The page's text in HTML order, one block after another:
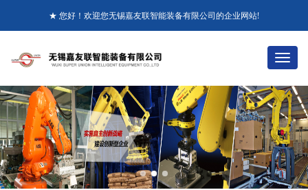
★ 您好！欢迎您无锡嘉友联智能装备有限公司的企业网站!
切
换
导
航